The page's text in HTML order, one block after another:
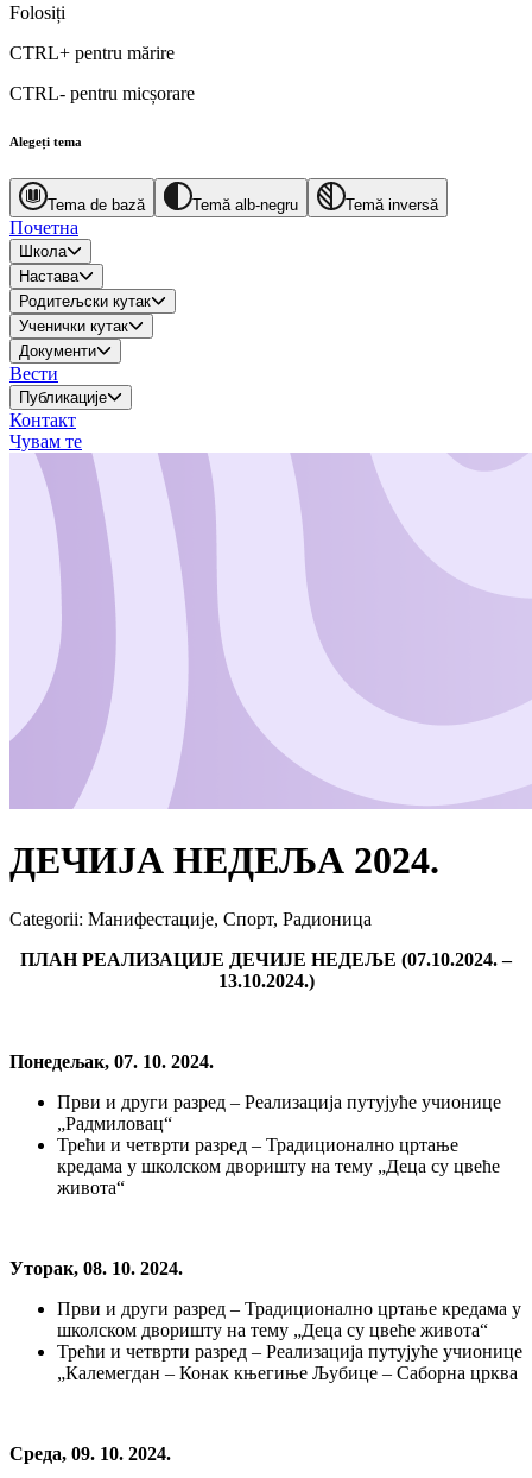
Folosiți
CTRL+ pentru mărire
CTRL- pentru micșorare
Alegeți tema
Tema de bază Temă alb-negru Temă inversă
Почетна
Школа
Настава
Родитељски кутак
Ученички кутак
Документи
Вести
Публикације
Контакт
Чувам те
ДЕЧИЈА НЕДЕЉА 2024.
Categorii: Манифестације, Спорт, Радионица
ПЛАН РЕАЛИЗАЦИЈЕ ДЕЧИЈЕ НЕДЕЉЕ (07.10.2024. –
13.10.2024.)
Понедељак, 07. 10. 2024.
Први и други разред – Реализација путујуће учионице
„Радмиловац“
Трећи и четврти разред – Традиционално цртање
кредама у школском дворишту на тему „Деца су цвеће
живота“
Уторак, 08. 10. 2024.
Први и други разред – Традиционално цртање кредама у
школском дворишту на тему „Деца су цвеће живота“
Трећи и четврти разред – Реализација путујуће учионице
„Калемегдан – Конак књегиње Љубице – Саборна црква
Среда, 09. 10. 2024.